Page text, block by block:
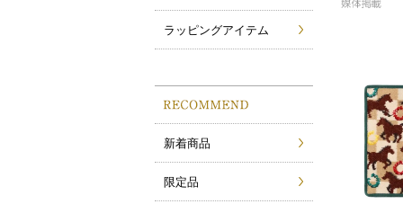
ラッピングアイテム
新着商品
限定品